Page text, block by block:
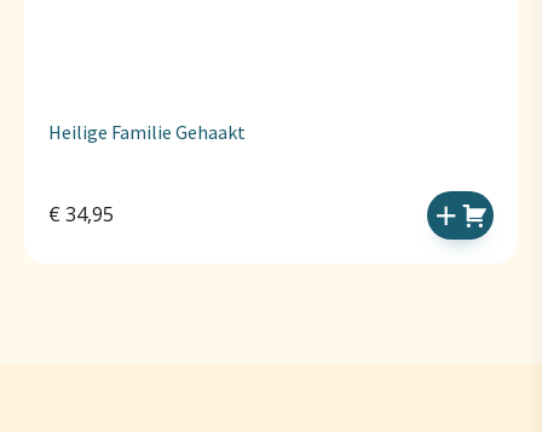
Heilige Familie Gehaakt
€ 34,95